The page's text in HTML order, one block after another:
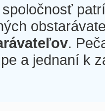
spoločnosť
.
a jednaní k